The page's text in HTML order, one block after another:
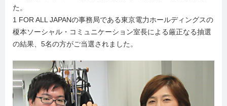
た。
1 FOR ALL JAPANの事務局である東京電力ホールディングスの
榎本ソーシャル・コミュニケーション室長による厳正なる抽選
の結果、5名の方がご当選されました。